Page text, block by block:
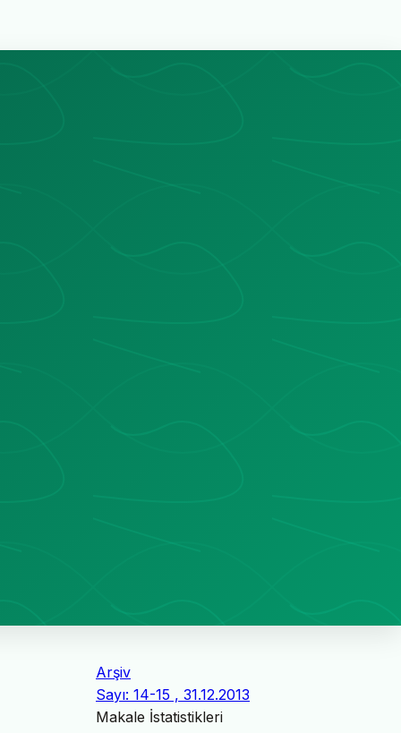
Arşiv
Sayı: 14-15 , 31.12.2013
Makale İstatistikleri